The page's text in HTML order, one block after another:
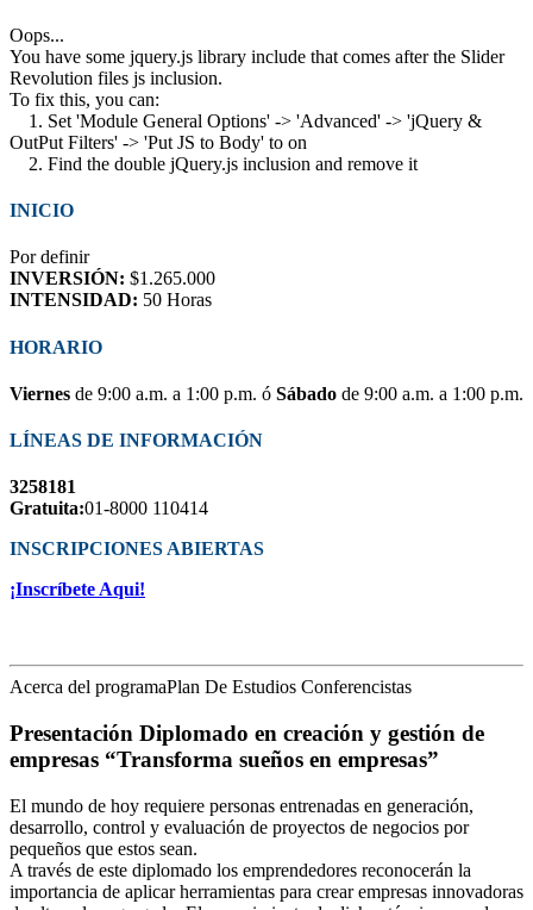
Oops...
You have some jquery.js library include that comes after the Slider
Revolution files js inclusion.
To fix this, you can:
1. Set 'Module General Options' -> 'Advanced' -> 'jQuery &
OutPut Filters' -> 'Put JS to Body' to on
2. Find the double jQuery.js inclusion and remove it
INICIO
Por definir
INVERSIÓN: $1.265.000
INTENSIDAD: 50 Horas
HORARIO
Viernes de 9:00 a.m. a 1:00 p.m. ó Sábado de 9:00 a.m. a 1:00 p.m.
LÍNEAS DE INFORMACIÓN
3258181
Gratuita:01-8000 110414
INSCRIPCIONES ABIERTAS
¡Inscríbete Aqui!
Acerca del programaPlan De Estudios Conferencistas
Presentación Diplomado en creación y gestión de
empresas “Transforma sueños en empresas”
El mundo de hoy requiere personas entrenadas en generación,
desarrollo, control y evaluación de proyectos de negocios por
pequeños que estos sean.
A través de este diplomado los emprendedores reconocerán la
importancia de aplicar herramientas para crear empresas innovadoras